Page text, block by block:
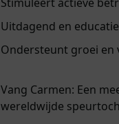
Uitdagend en
Ondersteunt groei en
Vang Carmen: Een
wereldwijde